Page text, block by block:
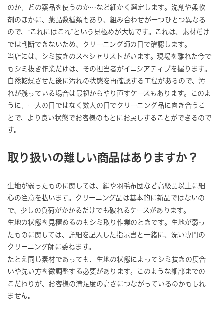
のか、どの薬品を使うのか…など細かく選定します。洗剤や柔軟
剤のほかに、薬品数種類もあり、組み合わせが一つひとつ異なる
ので、“これにはこれ”という見極めが大切です。これは、素材だけ
では判断できないため、クリーニング師の目で確認します。
当店には、シミ抜きのスペシャリストがいます。現場を離れた今で
もシミ抜き作業だけは、その担当者がイニシアティブを握ります。
自然乾燥させた後に汚れの状態を再確認する工程があるので、汚
れが残っている場合は最初からやり直すケースもあります。このよ
うに、一人の目ではなく数人の目でクリーニング品に向き合うこ
とで、より良い状態でお客様のもとにお戻しすることができるので
す。
取り扱いの難しい商品はありますか？
生地が弱ったものに関しては、絹や羽毛布団など高級品以上に細
心の注意を払います。クリーニング品は基本的に新品ではないの
で、少しの負荷がかかるだけでも破れるケースがあります。
生地の状態を見極めるのもシミ取り作業のときです。生地が弱っ
たものに関しては、詳細を記入した指示書と一緒に、洗い専門の
クリーニング師に委ねます。
たとえ同じ素材であっても、生地の状態によってシミ抜きの度合
いや洗い方を微調整する必要があります。このような細部までの
こだわりが、お客様の満足度の高さにつながっているのかもしれ
ません。